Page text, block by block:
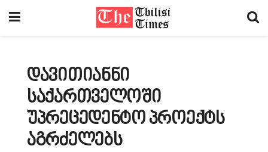
დავითიანნი
საქართველოში
უპრეცედენტო პროექტს
აგრძელებს